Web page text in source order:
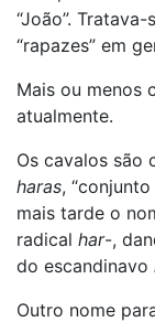
“João”.
“rapazes” em
Mais ou menos
atualmente.
Os cavalos são
haras,
mais tarde o
radical har-,
do escandinavo
Outro nome